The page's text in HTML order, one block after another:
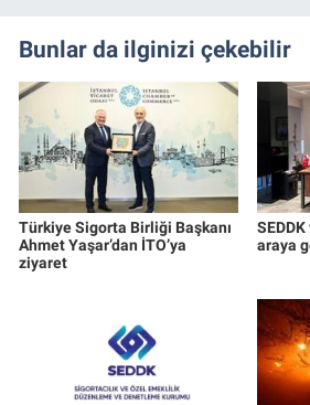
Bunlar da ilginizi çekebilir
Türkiye Sigorta Birliği Başkanı
Ahmet Yaşar’dan İTO’ya
ziyaret
araya